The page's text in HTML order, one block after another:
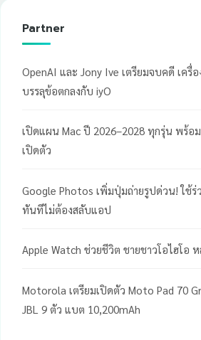
Partner
OpenAI และ Jony Ive เตรียมจบคดี เครื่
บรรลุข้อตกลงกับ iyO
เปิดแผน Mac ปี 2026–2028 ทุกรุ่น พร้อม
เปิดตัว
Google Photos เพิ่มปุ่มถ่ายรูปด่วน! ใช้
ทันทีไม่ต้องสลับแอป
Apple Watch ช่วยชีวิต ชายชาวโอไฮโอ
Motorola เตรียมเปิดตัว Moto Pad 70
JBL 9 ตัว แบต 10,200mAh